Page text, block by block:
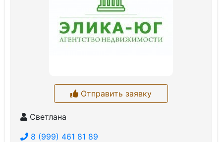
Отправить заявку
Светлана
8 (999) 461 81 89